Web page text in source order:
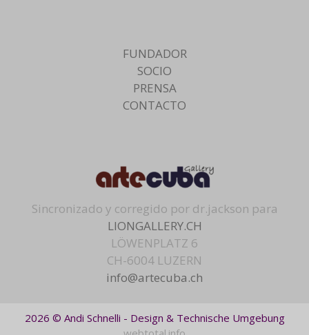
FUNDADOR
SOCIO
PRENSA
CONTACTO
Sincronizado y corregido por dr.jackson para
LIONGALLERY.CH
LÖWENPLATZ 6
CH-6004 LUZERN
info@artecuba.ch
2026 © Andi Schnelli - Design & Technische Umgebung